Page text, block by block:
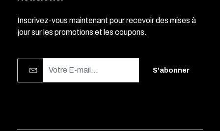
Inscrivez-vous maintenant pour recevoir des mises à
jour sur les promotions et les coupons.
S'abonner